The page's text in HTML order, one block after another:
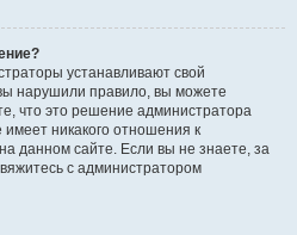
устанавливают свой
нарушили правило, вы можете
что это решение администратора
никакого отношения к
данном сайте. Если вы не знаете, за
с администратором